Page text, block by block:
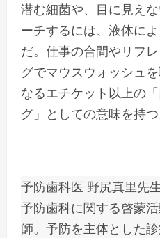
潜む細菌や、目に見え
ーチするには、液体に
だ。仕事の合間やリフ
グでマウスウォッシュ
なるエチケット以上の
グ」としての意味を持つ
予防歯科医 野尻真里先生
予防歯科に関する啓蒙
師。予防を主体とした